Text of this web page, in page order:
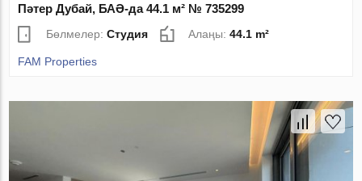
Пәтер Дубай, БАӘ-да 44.1 м² № 735299
Бөлмелер:Студия Алаңы:44.1 m²
FAM Properties